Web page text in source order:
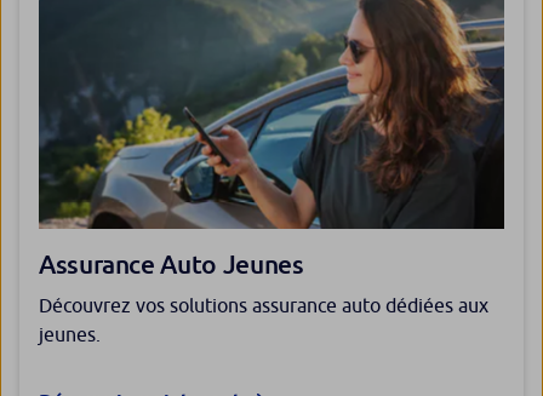
Assurance Auto Jeunes
Découvrez vos solutions assurance auto dédiées aux
jeunes.